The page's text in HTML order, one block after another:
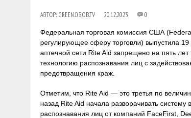
АВТОР: GREEN.OBOB.TV 20.12.2023 0
Федеральная торговая комиссия США
регулирующее сферу торговли) выпустила 19
аптечной сети Rite Aid запрещено на пять
технологию распознавания лиц с
предотвращения краж.
Отметим, что Rite Aid — это третья по
назад Rite Aid начала разворачивать
распознавания лиц от компаний FaceFirst,